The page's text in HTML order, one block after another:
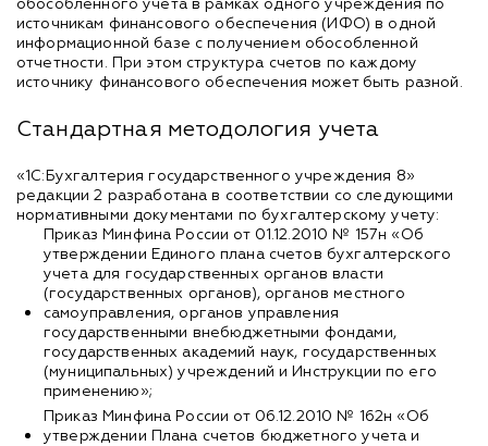
обособленного учета в рамках одного учреждения по
источникам финансового обеспечения (ИФО) в одной
информационной базе с получением обособленной
отчетности. При этом структура счетов по каждому
источнику финансового обеспечения может быть разной.
Стандартная методология учета
«1С:Бухгалтерия государственного учреждения 8»
редакции 2 разработана в соответствии со следующими
нормативными документами по бухгалтерскому учету:
Приказ Минфина России от 01.12.2010 № 157н «Об
утверждении Единого плана счетов бухгалтерского
учета для государственных органов власти
(государственных органов), органов местного
самоуправления, органов управления
государственными внебюджетными фондами,
государственных академий наук, государственных
(муниципальных) учреждений и Инструкции по его
применению»;
Приказ Минфина России от 06.12.2010 № 162н «Об
утверждении Плана счетов бюджетного учета и